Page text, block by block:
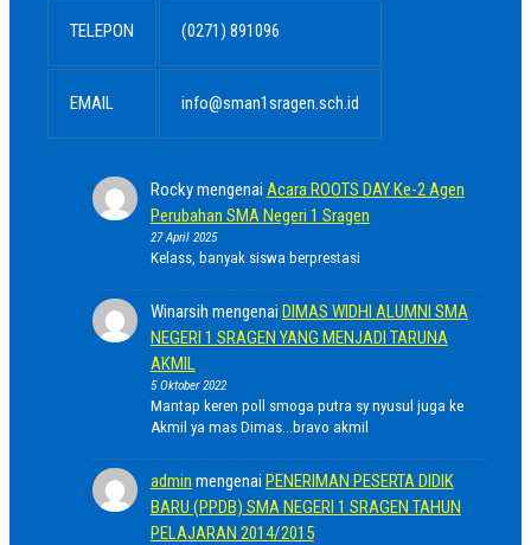
TELEPON (0271) 891096
EMAIL info@sman1sragen.sch.id
Rockymengenai Acara ROOTS DAY Ke-2 Agen
Perubahan SMA Negeri 1 Sragen
27 April 2025
Kelass, banyak siswa berprestasi
Winarsih mengenai DIMAS WIDHI ALUMNI SMA
NEGERI 1 SRAGEN YANG MENJADI TARUNA
AKMIL
5 Oktober 2022
Mantap keren poll smoga putra sy nyusul juga ke
Akmil ya mas Dimas...bravo akmil
admin mengenai PENERIMAN PESERTA DIDIK
BARU (PPDB) SMA NEGERI 1 SRAGEN TAHUN
PELAJARAN 2014/2015